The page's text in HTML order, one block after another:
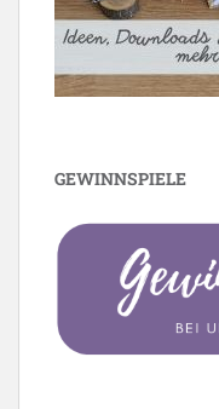
GEWINNSPIELE